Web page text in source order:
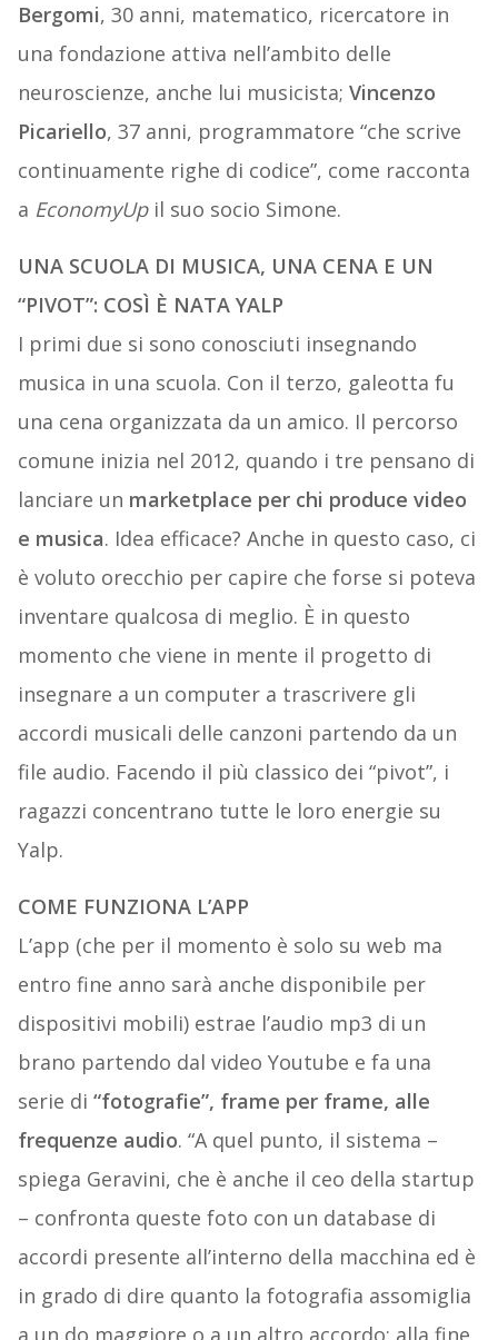
Bergomi, 30 anni, matematico, ricercatore in
una fondazione attiva nell’ambito delle
neuroscienze, anche lui musicista; Vincenzo
Picariello, 37 anni, programmatore “che scrive
continuamente righe di codice”, come racconta
a EconomyUpil suo socio Simone.
UNA SCUOLA DI MUSICA, UNA CENA E UN
“PIVOT”: COSÌ È NATA YALP
I primi due si sono conosciuti insegnando
musica in una scuola. Con il terzo, galeotta fu
una cena organizzata da un amico. Il percorso
comune inizia nel 2012, quando i tre pensano di
lanciare un marketplace per chi produce video
e musica. Idea efficace? Anche in questo caso, ci
è voluto orecchio per capire che forse si poteva
inventare qualcosa di meglio. È in questo
momento che viene in mente il progetto di
insegnare a un computer a trascrivere gli
accordi musicali delle canzoni partendo da un
file audio. Facendo il più classico dei “pivot”, i
ragazzi concentrano tutte le loro energie su
Yalp.
COME FUNZIONA L’APP
L’app (che per il momento è solo su web ma
entro fine anno sarà anche disponibile per
dispositivi mobili) estrae l’audio mp3 di un
brano partendo dal video Youtube e fa una
serie di “fotografie”, frame per frame, alle
frequenze audio. “A quel punto, il sistema –
spiega Geravini, che è anche il ceo della startup
– confronta queste foto con un database di
accordi presente all’interno della macchina ed è
in grado di dire quanto la fotografia assomiglia